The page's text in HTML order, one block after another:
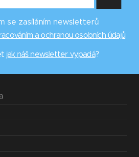
se zasíláním newsletterů
a ochranou osobních údajů
jak náš newsletter vypadá?